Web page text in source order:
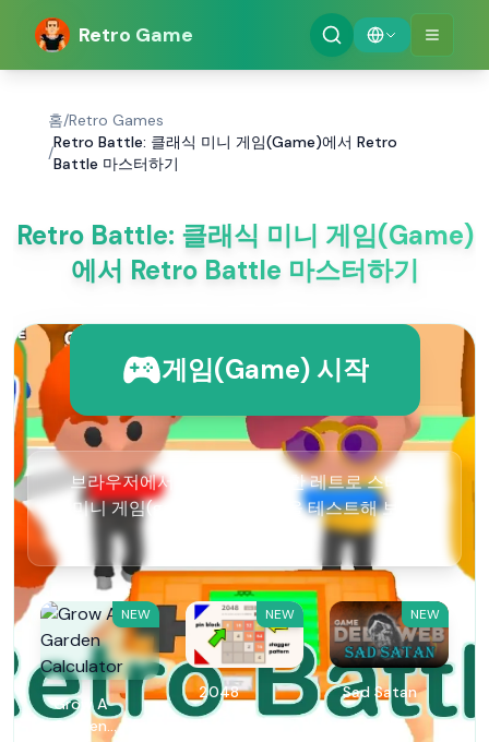
Retro Game
홈/Retro Games
/
Retro Battle: 클래식 미니 게임(Game)에서 Retro
Battle 마스터하기
Retro Battle: 클래식 미니 게임(Game)
에서 Retro Battle 마스터하기
게임(Game) 시작
브라우저에서 바로 흥미진진한 레트로 스타일
미니 게임(games)에서 실력을 테스트해 보세
NEW
Grow A
Garden
NEW
2048
NEW
Sad Satan